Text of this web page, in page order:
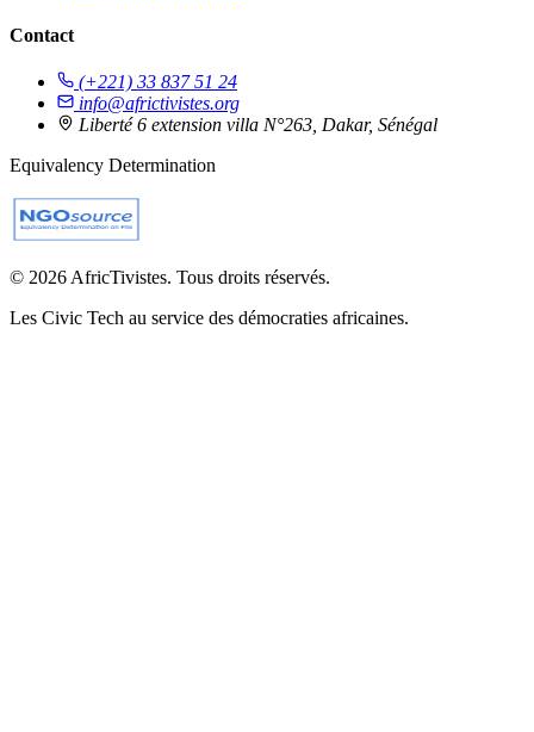
Contact
(+221) 33 837 51 24
info@africtivistes.org
Liberté 6 extension villa N°263, Dakar, Sénégal
Equivalency Determination
© 2026 AfricTivistes. Tous droits réservés.
Les Civic Tech au service des démocraties africaines.